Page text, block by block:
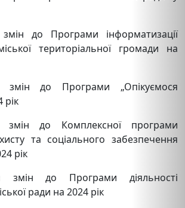
до Програми інформатизації
територіальної громади на
до Програми „Опікуємося
рік
до Комплексної програми
та соціального забезпечення
рік
змін до Програми діяльності
ради на 2024 рік